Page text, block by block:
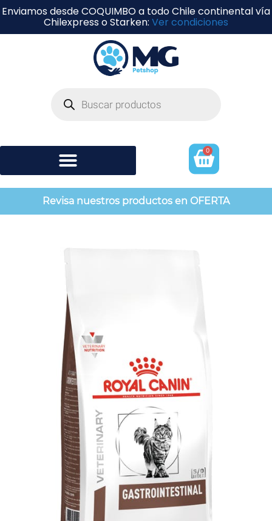
Enviamos desde COQUIMBO a todo Chile continental vía
Chilexpress o Starken: Ver condiciones
0
Revisa nuestros productos en OFERTA